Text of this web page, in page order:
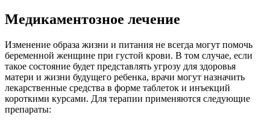
Медикаментозное лечение
Изменение образа жизни и питания не всегда могут помочь
беременной женщине при густой крови. В том случае, если
такое состояние будет представлять угрозу для здоровья
матери и жизни будущего ребенка, врачи могут назначить
лекарственные средства в форме таблеток и инъекций
короткими курсами. Для терапии применяются следующие
препараты: